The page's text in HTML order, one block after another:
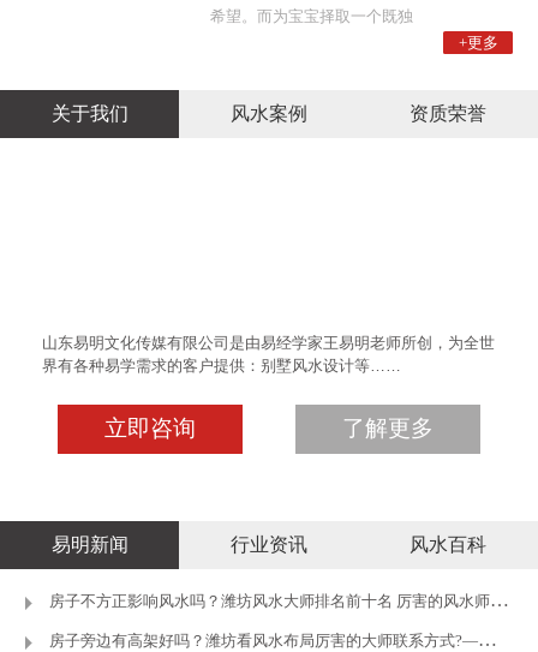
希望。而为宝宝择取一个既独
+更多
关于我们 风水案例 资质荣誉
山东易明文化传媒有限公司是由易经学家王易明老师所创，为全世
界有各种易学需求的客户提供：别墅风水设计等……
立即咨询 了解更多
易明新闻 行业资讯 风水百科
房子不方正影响风水吗？潍坊风水大师排名前十名 厉害的风水师推荐
房子旁边有高架好吗？潍坊看风水布局厉害的大师联系方式?—潍坊王